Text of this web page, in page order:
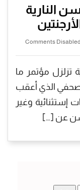
النارية
Comments Disabled
تزلزل مؤتمر ما
الذي أعقب
إستثنائية وغير
عن […]